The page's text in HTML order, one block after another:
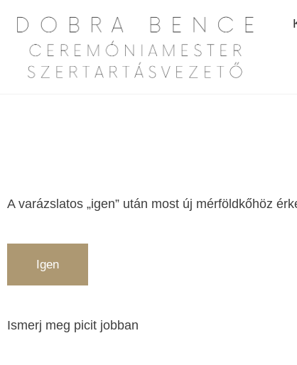
A varázslatos „igen” után most új mérföldkőhöz
Igen
Ismerj meg picit jobban